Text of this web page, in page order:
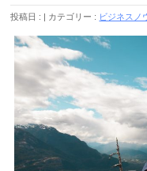
投稿日 : カテゴリー : ビジネスノ